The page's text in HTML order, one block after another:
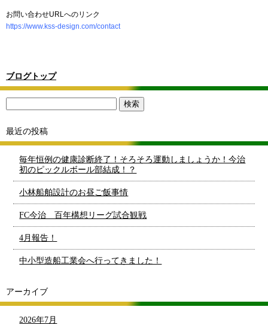
お問い合わせURLへのリンク
https://www.kss-design.com/contact
ブログトップ
最近の投稿
毎年恒例の健康診断終了！そろそろ運動しましょうか！今治
初のピックルボール部結成！？
小林船舶設計のお昼ご飯事情
FC今治 百年構想リーグ試合観戦
4月報告！
中小型造船工業会へ行ってきました！
アーカイブ
2026年7月